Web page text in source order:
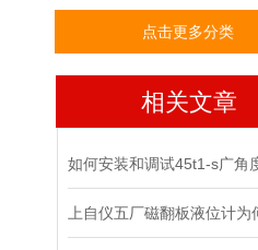
点击更多分类
相关文章